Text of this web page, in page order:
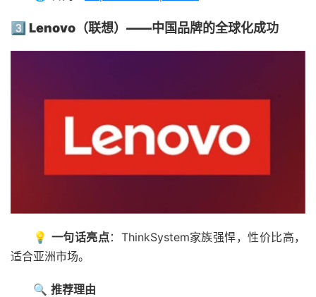
3️⃣ Lenovo（联想）——中国品牌的全球化成功
💡 一句话亮点：ThinkSystem家族强悍，性价比高，
适合亚洲市场。
🔍 推荐理由